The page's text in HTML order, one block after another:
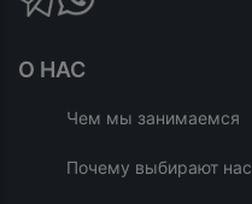
О НАС
Чем мы занимаемся
Почему выбирают нас